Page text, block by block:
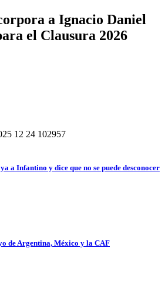
a Ignacio Daniel
el Clausura 2026
a Infantino y dice que no se puede desconocer
de Argentina, México y la CAF